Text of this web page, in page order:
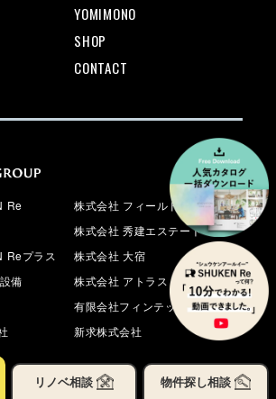
YOMIMONO
SHOP
CONTACT
Re
株式会社 フィールド
株式会社 秀建エステート
Reプラス
株式会社 大宿
備
株式会社 アトラス
有限会社フィンテック
新求株式会社
リノベ相談 物件探し相談